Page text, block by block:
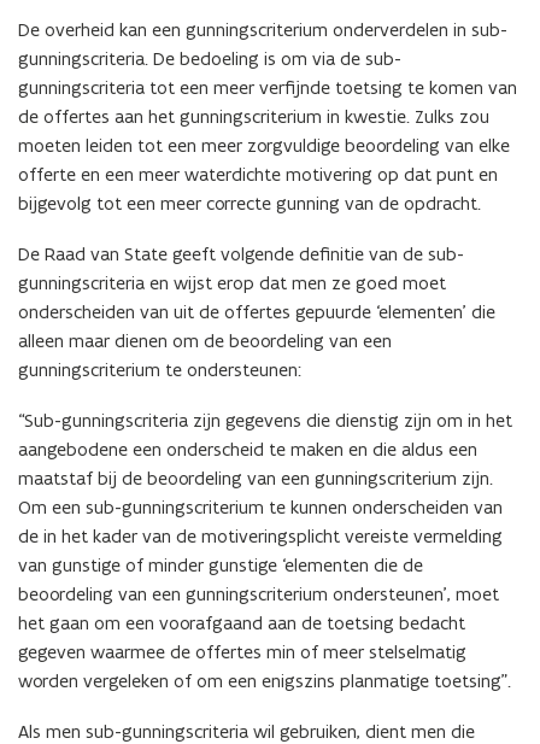
De overheid kan een gunningscriterium onderverdelen in sub-
gunningscriteria. De bedoeling is om via de sub-
gunningscriteria tot een meer verfijnde toetsing te komen van
de offertes aan het gunningscriterium in kwestie. Zulks zou
moeten leiden tot een meer zorgvuldige beoordeling van elke
offerte en een meer waterdichte motivering op dat punt en
bijgevolg tot een meer correcte gunning van de opdracht.
De Raad van State geeft volgende definitie van de sub-
gunningscriteria en wijst erop dat men ze goed moet
onderscheiden van uit de offertes gepuurde ‘elementen’ die
alleen maar dienen om de beoordeling van een
gunningscriterium te ondersteunen:
“Sub-gunningscriteria zijn gegevens die dienstig zijn om in het
aangebodene een onderscheid te maken en die aldus een
maatstaf bij de beoordeling van een gunningscriterium zijn.
Om een sub-gunningscriterium te kunnen onderscheiden van
de in het kader van de motiveringsplicht vereiste vermelding
van gunstige of minder gunstige ‘elementen die de
beoordeling van een gunningscriterium ondersteunen’, moet
het gaan om een voorafgaand aan de toetsing bedacht
gegeven waarmee de offertes min of meer stelselmatig
worden vergeleken of om een enigszins planmatige toetsing”.
Als men sub-gunningscriteria wil gebruiken, dient men die